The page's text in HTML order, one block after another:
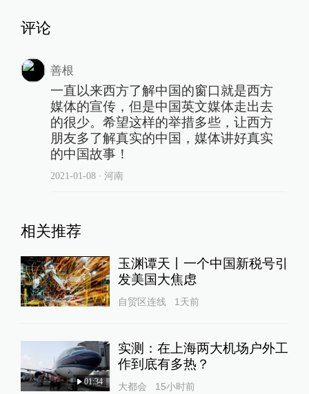
评论
善根
一直以来西方了解中国的窗口就是西方
媒体的宣传，但是中国英文媒体走出去
的很少。希望这样的举措多些，让西方
朋友多了解真实的中国，媒体讲好真实
的中国故事！
2021-01-08∙ 河南
相关推荐
玉渊谭天丨一个中国新税号引
发美国大焦虑
自贸区连线 1天前
01:34
实测：在上海两大机场户外工
作到底有多热？
大都会 15小时前